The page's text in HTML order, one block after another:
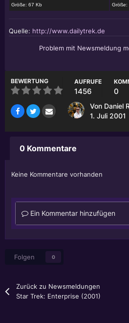
Größe: 67 Kb
Größe:
Quelle: http://www.dailytrek.de
Problem mit Newsmeldung
BEWERTUNG AUFRUFE
1456 0
Von Daniel
1. Juli 2001
0 Kommentare
Keine Kommentare vorhanden
Ein Kommentar hinzufügen
Folgen 0
Zurück zu Newsmeldungen
Star Trek: Enterprise (2001)